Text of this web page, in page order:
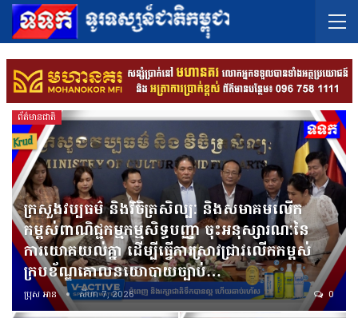
ព័ត៌មានជាតិ
ក្រសួងវប្បធម៌ និងវិចិត្រសិល្បៈ និងសមាគមលើក
កម្ពស់ពាណិជ្ជកម្មកម្មសិទ្ធបញ្ញា ចុះអនុស្សារណៈនៃ
ការយោគយល់គ្នា ដើម្បីធ្វើការស្រាវជ្រាវលើកកម្ពស់
ក្របខ័ណ្ឌគោលនយោបាយច្បាប់…
ប្រុស អាន សីហា 7, 2026 0